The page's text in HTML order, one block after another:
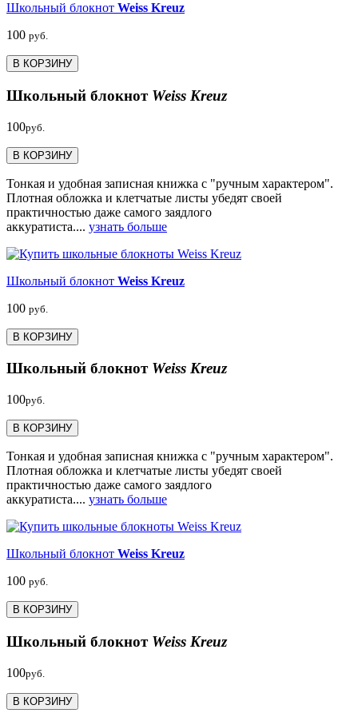
Школьный блокнот Weiss Kreuz
100 руб.
В КОРЗИНУ
Школьный блокнот Weiss Kreuz
100руб.
В КОРЗИНУ
Тонкая и удобная записная книжка с "ручным характером".
Плотная обложка и клетчатые листы убедят своей
практичностью даже самого заядлого
аккуратиста.... узнать больше
Школьный блокнот Weiss Kreuz
100 руб.
В КОРЗИНУ
Школьный блокнот Weiss Kreuz
100руб.
В КОРЗИНУ
Тонкая и удобная записная книжка с "ручным характером".
Плотная обложка и клетчатые листы убедят своей
практичностью даже самого заядлого
аккуратиста.... узнать больше
Школьный блокнот Weiss Kreuz
100 руб.
В КОРЗИНУ
Школьный блокнот Weiss Kreuz
100руб.
В КОРЗИНУ